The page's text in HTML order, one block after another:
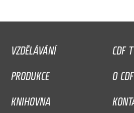
VZDĚLÁVÁNÍ
CDF
PRODUKCE
O CDF
KNIHOVNA